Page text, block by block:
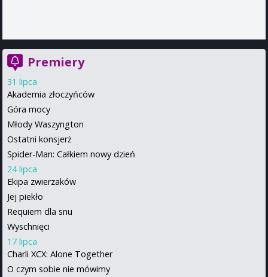
Premiery
31 lipca
Akademia złoczyńców
Góra mocy
Młody Waszyngton
Ostatni konsjerż
Spider-Man: Całkiem nowy dzień
24 lipca
Ekipa zwierzaków
Jej piekło
Requiem dla snu
Wyschnięci
17 lipca
Charli XCX: Alone Together
O czym sobie nie mówimy